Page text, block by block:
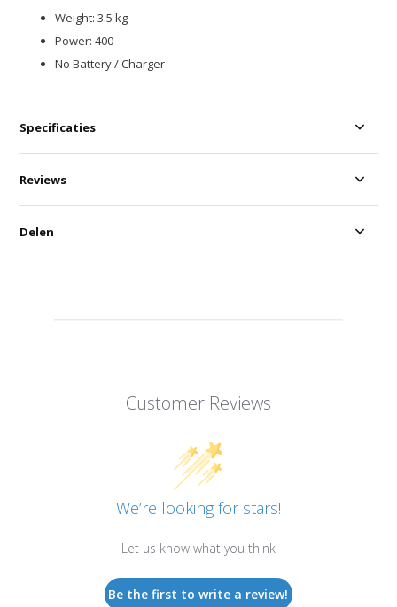
Weight: 3.5 kg
Power: 400
No Battery / Charger
Specificaties
Customer Reviews
We’re looking for stars!
Let us know what you think
Be the first to write a review!
Reviews
Delen